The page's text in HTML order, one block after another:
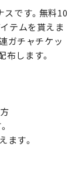
です。無料10
テムを貰えま
ガチャチケッ
布します。
ます。